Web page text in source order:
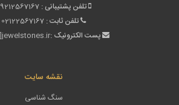
تلفن پشتیبانی :
تلفن ثابت : 02122567167
پست الکترونیک :
نقشه سایت
سنگ شناسی